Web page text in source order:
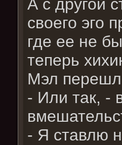
А с другой
своего эго
где ее не
теперь
Мэл
- Или так, -
- Я ставлю